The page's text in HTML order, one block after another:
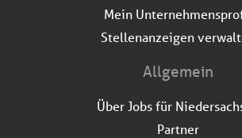
Mein
Stellenanzeigen
Allgemein
Über Jobs für
Partner